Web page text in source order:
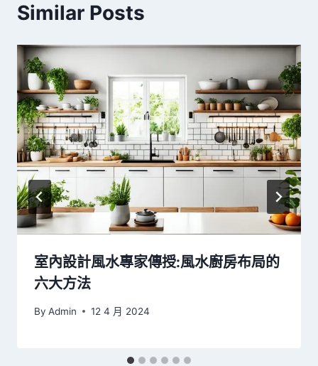
Similar Posts
室內設計風水專家傳授:風水廚房布局的
六大方法
By Admin 12 4 月 2024